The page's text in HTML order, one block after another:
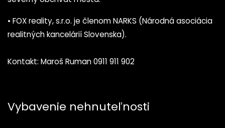
• FOX reality, s.r.o. je členom NARKS (Národná asociácia
realitných kancelárií Slovenska).
Kontakt: Maroš Ruman 0911 911 902
Vybavenie nehnuteľnosti